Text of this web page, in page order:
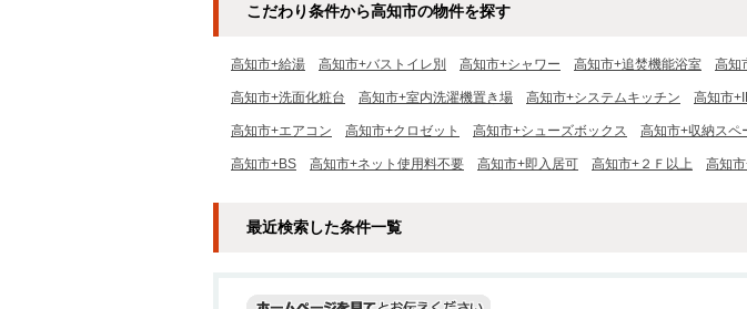
こだわり条件から高知市の物件を探す
高知市+給湯 高知市+バストイレ別 高知市+シャワー 高知市+追焚機能浴室 高知
高知市+洗面化粧台 高知市+室内洗濯機置き場 高知市+システムキッチン 高知市
高知市+エアコン 高知市+クロゼット 高知市+シューズボックス 高知市+収納スペ
高知市+BS 高知市+ネット使用料不要 高知市+即入居可 高知市+２Ｆ以上 高知
最近検索した条件一覧